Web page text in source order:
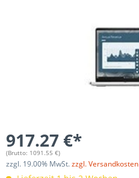
917.27 €*
(Brutto: 1091.55 €)
zzgl. 19.00% MwSt.zzgl. Versandkosten